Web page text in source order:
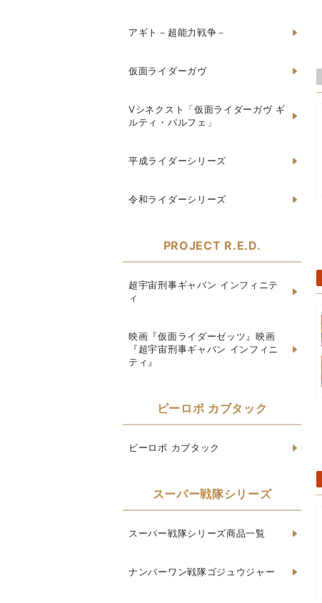
アギト－超能力戦争－
仮面ライダーガヴ
Vシネクスト「仮面ライダーガヴ ギ
ルティ・パルフェ」
平成ライダーシリーズ
令和ライダーシリーズ
PROJECT R.E.D.
超宇宙刑事ギャバン インフィニテ
ィ
映画『仮面ライダーゼッツ』映画
『超宇宙刑事ギャバン インフィニ
ティ』
ビーロボ カブタック
ビーロボ カブタック
スーパー戦隊シリーズ
スーパー戦隊シリーズ商品一覧
ナンバーワン戦隊ゴジュウジャー